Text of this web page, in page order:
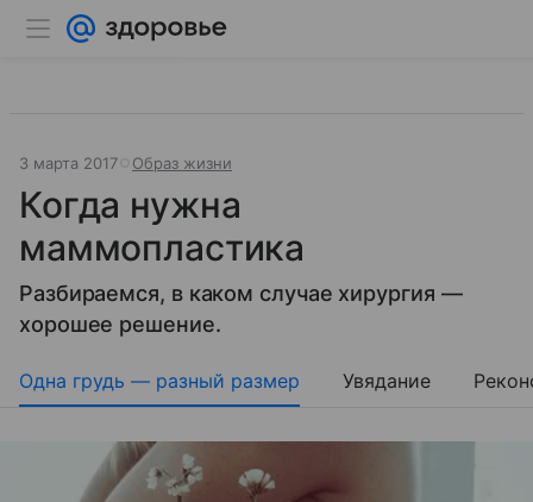
3 марта 2017 Образ жизни
Когда нужна
маммопластика
Разбираемся, в каком случае хирургия —
хорошее решение.
Одна грудь — разный размер Увядание